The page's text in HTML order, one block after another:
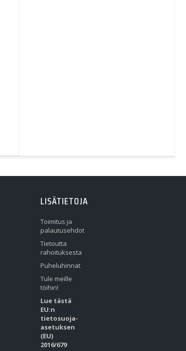
LISÄTIETOJA
Toimitus ja
palautusehdot
Tietoutta
rahoituksesta
Puheluhinnat
Tule meille
töihin!
Lue tästä
EU:n
tietosuoja-
asetuksen
(EU)
2016/679